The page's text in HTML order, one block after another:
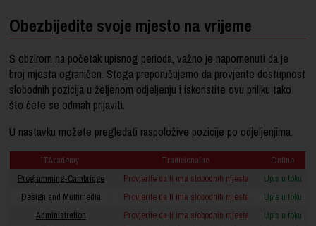
Obezbijedite svoje mjesto na vrijeme
S obzirom na početak upisnog perioda, važno je napomenuti da je
broj mjesta ograničen. Stoga preporučujemo da provjerite dostupnost
slobodnih pozicija u željenom odjeljenju i iskoristite ovu priliku tako
što ćete se odmah prijaviti.
U nastavku možete pregledati raspoložive pozicije po odjeljenjima.
ITAcademy Tradicionalno
Online
Programming-Cambridge
Provjerite da li ima slobodnih mjesta
Upis u toku
Design and Multimedia
Provjerite da li ima slobodnih mjesta
Upis u toku
Administration
Provjerite da li ima slobodnih mjesta
Upis u toku